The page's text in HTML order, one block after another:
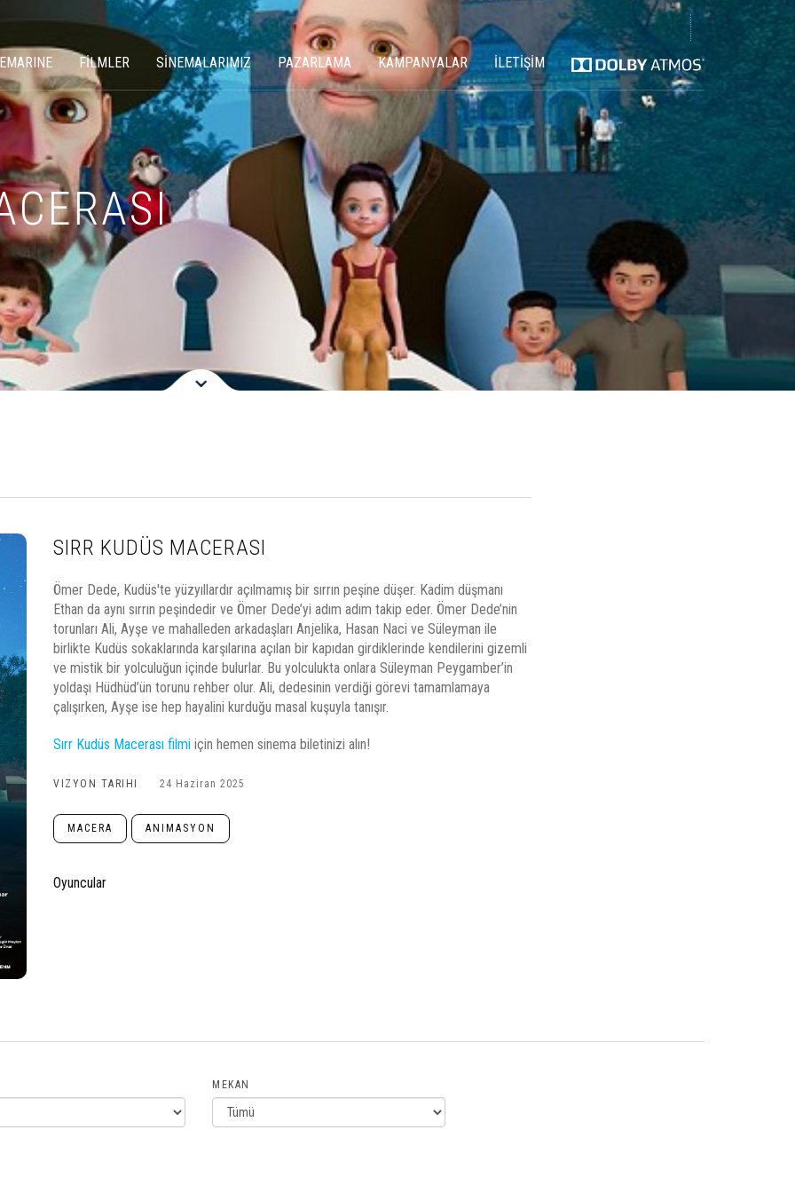
FİLMLER SİNEMALARIMIZ PAZARLAMA KAMPANYALAR İLETİŞİM
SIRR KUDÜS MACERASI
Ömer Dede, Kudüs'te yüzyıllardır açılmamış bir sırrın peşine düşer. Kadim düşmanı
Ethan da aynı sırrın peşindedir ve Ömer Dede’yi adım adım takip eder. Ömer Dede’nin
torunları Ali, Ayşe ve mahalleden arkadaşları Anjelika, Hasan Naci ve Süleyman ile
birlikte Kudüs sokaklarında karşılarına açılan bir kapıdan girdiklerinde kendilerini gizemli
ve mistik bir yolculuğun içinde bulurlar. Bu yolculukta onlara Süleyman Peygamber’in
yoldaşı Hüdhüd’ün torunu rehber olur. Ali, dedesinin verdiği görevi tamamlamaya
çalışırken, Ayşe ise hep hayalini kurduğu masal kuşuyla tanışır.
Sırr Kudüs Macerası filmi için hemen sinema biletinizi alın!
VIZYON TARIHI 24 Haziran 2025
MACERA ANIMASYON
Oyuncular
MEKAN